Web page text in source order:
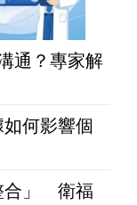
通？專家解
何影響個
合」 衛福